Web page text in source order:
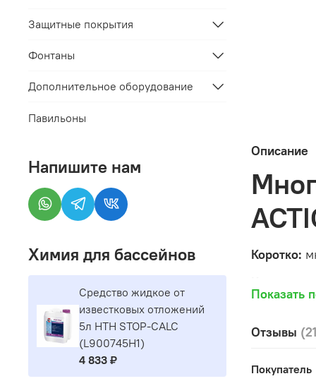
Описание
Коротко:
Главный
Что это
Показать
Отзывы
Покупатель
Защитные покрытия
Фонтаны
Дополнительное оборудование
Павильоны
Напишите нам
Химия для бассейнов
Средство жидкое от
известковых отложений
5л HTH STOP-CALC
(L900745H1)
4 833 ₽